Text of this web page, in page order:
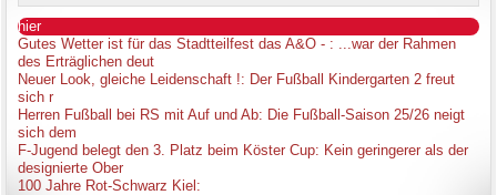
hier
Gutes Wetter ist für das Stadtteilfest das A&O - : ...war der Rahmen
des Erträglichen deut
Neuer Look, gleiche Leidenschaft !: Der Fußball Kindergarten 2 freut
sich r
Herren Fußball bei RS mit Auf und Ab: Die Fußball-Saison 25/26 neigt
sich dem
F-Jugend belegt den 3. Platz beim Köster Cup: Kein geringerer als der
designierte Ober
100 Jahre Rot-Schwarz Kiel :